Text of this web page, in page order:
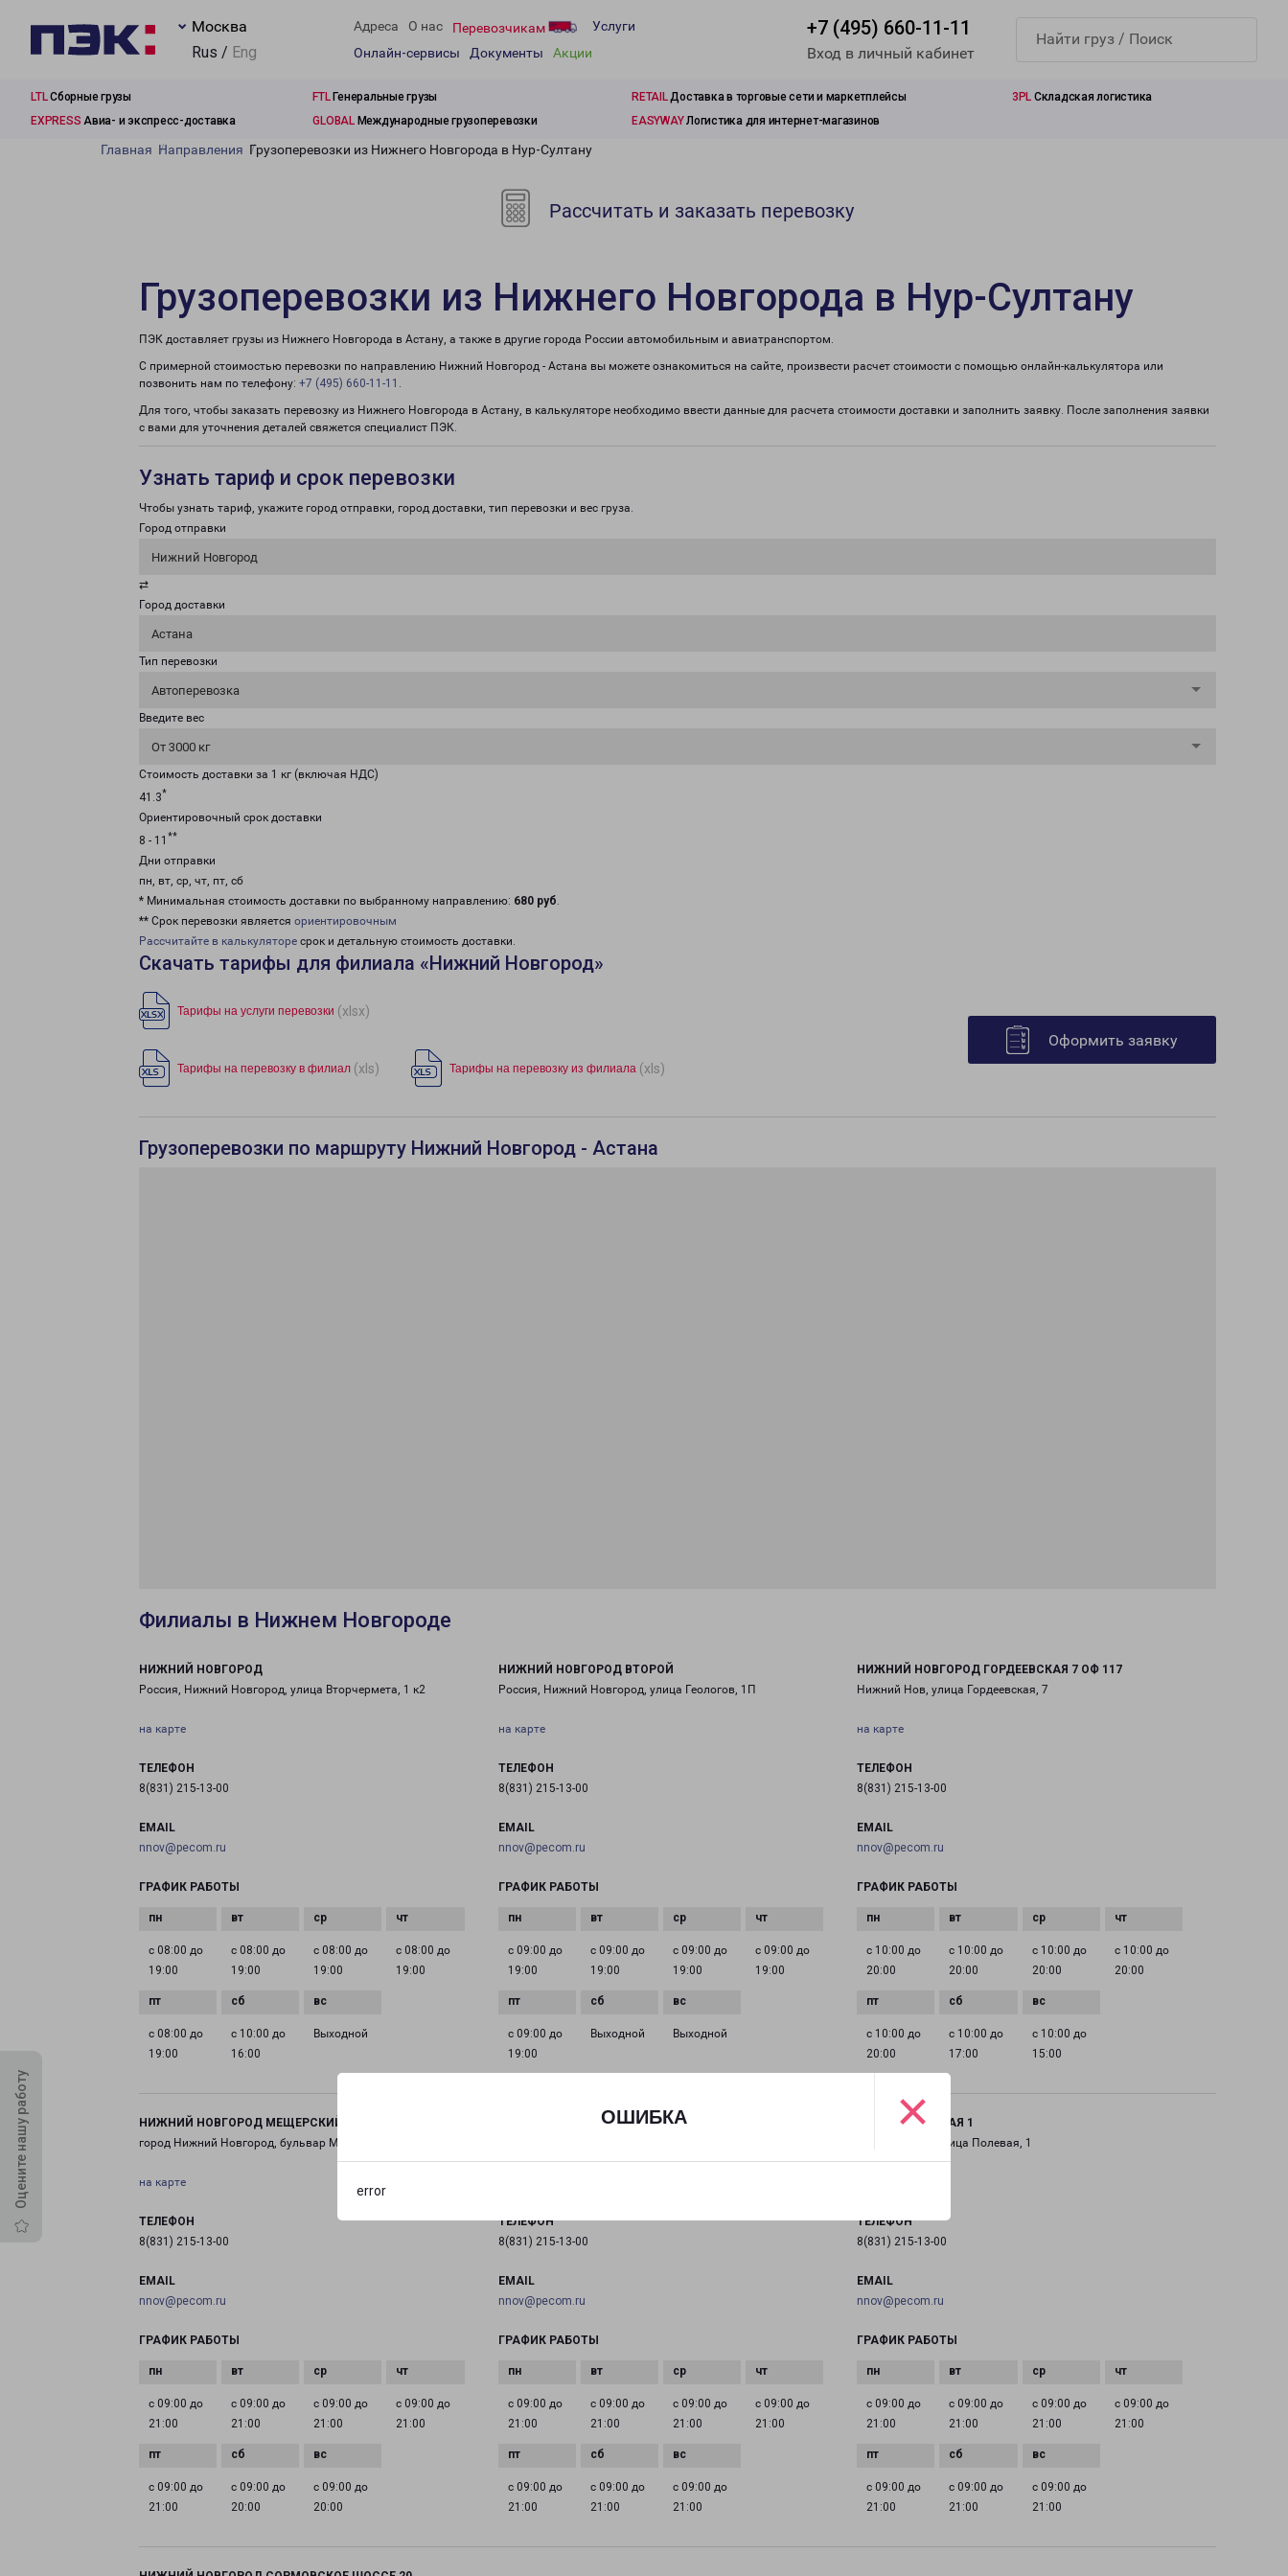
ОШИБКА
error
×
Москва
Rus / Eng
Адреса О нас Перевозчикам
Услуги
Онлайн-сервисы
Документы Акции
+7 (495) 660-11-11
Вход в личный кабинет
LTLСборные грузы FTLГенеральные грузы RETAILДоставка в торговые сети и маркетплейсы 3PL Складская логистика
EXPRESS Авиа- и экспресс-доставка GLOBALМеждународные грузоперевозки EASYWAYЛогистика для интернет-магазинов
Оцените нашу работу
Главная Направления Грузоперевозки из Нижнего Новгорода в Нур-Султану
Рассчитать и заказать перевозку
Грузоперевозки из Нижнего Новгорода в Нур-Султану
ПЭК доставляет грузы из Нижнего Новгорода в Астану, а также в другие города России автомобильным и авиатранспортом.
С примерной стоимостью перевозки по направлению Нижний Новгород - Астана вы можете ознакомиться на сайте, произвести расчет стоимости с помощью онлайн-калькулятора или
позвонить нам по телефону: +7 (495) 660-11-11 .
Для того, чтобы заказать перевозку из Нижнего Новгорода в Астану, в калькуляторе необходимо ввести данные для расчета стоимости доставки и заполнить заявку. После заполнения заявки
с вами для уточнения деталей свяжется специалист ПЭК.
Узнать тариф и срок перевозки
Чтобы узнать тариф, укажите город отправки, город доставки, тип перевозки и вес груза.
Город отправки
Нижний Новгород
⇄
Город доставки
Астана
Тип перевозки
Автоперевозка
Введите вес
От 3000 кг
Стоимость доставки за 1 кг (включая НДС)
41.3*
Ориентировочный срок доставки
8 - 11 **
Дни отправки
пн, вт, ср, чт, пт, сб
* Минимальная стоимость доставки по выбранному направлению: 680 руб.
** Срок перевозки является ориентировочным
Рассчитайте в калькуляторе срок и детальную стоимость доставки.
Скачать тарифы для филиала «Нижний Новгород»
Тарифы на услуги перевозки (xlsx)
Тарифы на перевозку в филиал (xls) Тарифы на перевозку из филиала (xls)
Оформить заявку
Грузоперевозки по маршруту Нижний Новгород - Астана
Филиалы в Нижнем Новгороде
НИЖНИЙ НОВГОРОД
Россия, Нижний Новгород, улица Вторчермета, 1 к2
на карте
ТЕЛЕФОН
8(831) 215-13-00
EMAIL
nnov@pecom.ru
ГРАФИК РАБОТЫ
с 08:00 до
19:00
с 08:00 до
19:00
с 08:00 до
19:00
с 08:00 до
19:00
с 08:00 до
19:00
с 10:00 до
16:00
Выходной
НИЖНИЙ НОВГОРОД ВТОРОЙ
Россия, Нижний Новгород, улица Геологов, 1П
на карте
ТЕЛЕФОН
8(831) 215-13-00
EMAIL
nnov@pecom.ru
ГРАФИК РАБОТЫ
с 09:00 до
19:00
с 09:00 до
19:00
с 09:00 до
19:00
с 09:00 до
19:00
с 09:00 до
19:00
Выходной Выходной
НИЖНИЙ НОВГОРОД ГОРДЕЕВСКАЯ 7 ОФ 117
Нижний Нов, улица Гордеевская, 7
на карте
ТЕЛЕФОН
8(831) 215-13-00
EMAIL
nnov@pecom.ru
ГРАФИК РАБОТЫ
с 10:00 до
20:00
с 10:00 до
20:00
с 10:00 до
20:00
с 10:00 до
20:00
с 10:00 до
20:00
с 10:00 до
17:00
с 10:00 до
15:00
НИЖНИЙ НОВГОРОД МЕЩЕРСКИЙ БУЛЬВАР 11
город Нижний Новгород, бульвар Мещерский, 11
на карте
ТЕЛЕФОН
8(831) 215-13-00
EMAIL
nnov@pecom.ru
ГРАФИК РАБОТЫ
с 09:00 до
21:00
с 09:00 до
21:00
с 09:00 до
21:00
с 09:00 до
21:00
с 09:00 до
21:00
с 09:00 до
20:00
с 09:00 до
20:00
НИЖНИЙ НОВГОРОД ВИШНЕВЫЙ ПЕРЕУЛОК 3
ТЕЛЕФОН
8(831) 215-13-00
EMAIL
nnov@pecom.ru
ГРАФИК РАБОТЫ
с 09:00 до
21:00
с 09:00 до
21:00
с 09:00 до
21:00
с 09:00 до
21:00
с 09:00 до
21:00
с 09:00 до
21:00
с 09:00 до
21:00
КСТОВО ПОЛЕВАЯ 1
город Кстово, улица Полевая, 1
ТЕЛЕФОН
8(831) 215-13-00
EMAIL
nnov@pecom.ru
ГРАФИК РАБОТЫ
с 09:00 до
21:00
с 09:00 до
21:00
с 09:00 до
21:00
с 09:00 до
21:00
с 09:00 до
21:00
с 09:00 до
21:00
с 09:00 до
21:00